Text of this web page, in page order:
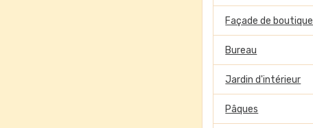
Façade de boutique
Bureau
Jardin d'intérieur
Pâques